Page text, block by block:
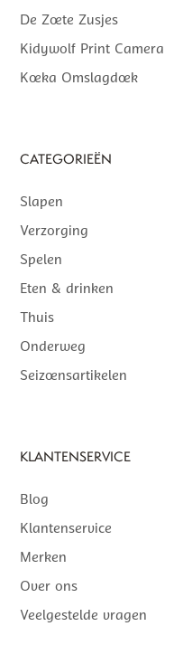
De Zoete Zusjes
Kidywolf Print Camera
Koeka Omslagdoek
CATEGORIEËN
Slapen
Verzorging
Spelen
Eten & drinken
Thuis
Onderweg
Seizoensartikelen
KLANTENSERVICE
Blog
Klantenservice
Merken
Over ons
Veelgestelde vragen